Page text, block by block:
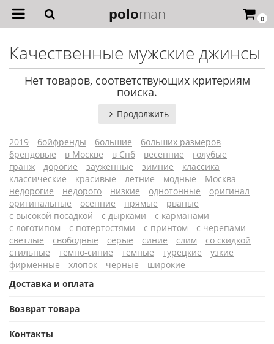
0
poloman
Качественные мужские джинсы
Нет товаров, соответствующих критериям
поиска.
Продолжить
2019 бойфренды большие
больших размеров
брендовые
в Москве в Спб весенние
голубые
гранж
дорогие зауженные зимние
классика
классические
красивые летние модные
Москва
недорогие
недорого низкие однотонные
оригинал
оригинальные
осенние прямые
рваные
с высокой посадкой
с дырками
с карманами
с логотипом
с потертостями с принтом
с черепами
светлые
свободные серые синие слим
со скидкой
стильные
темно-синие темные турецкие
узкие
фирменные
хлопок черные
широкие
Доставка и оплата
Возврат товара
Контакты